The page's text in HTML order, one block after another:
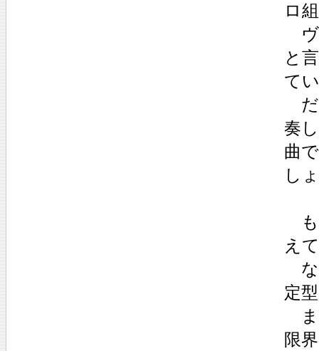
ロ
ヴ
と
て
だ
奏
曲
し
も
え
な
定
ま
限